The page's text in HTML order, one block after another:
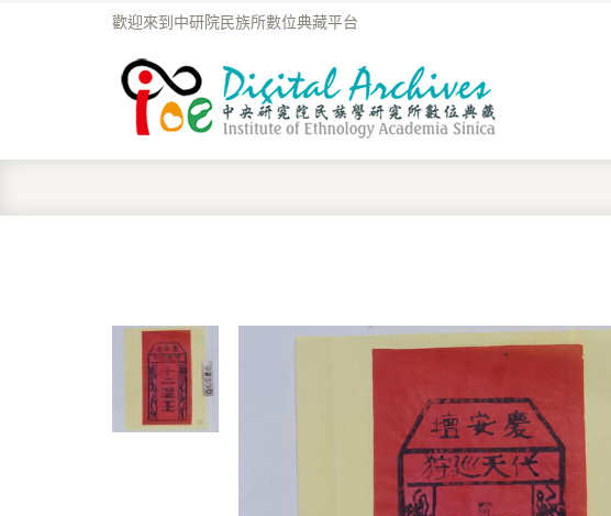
歡迎來到中研院民族所數位典藏平台